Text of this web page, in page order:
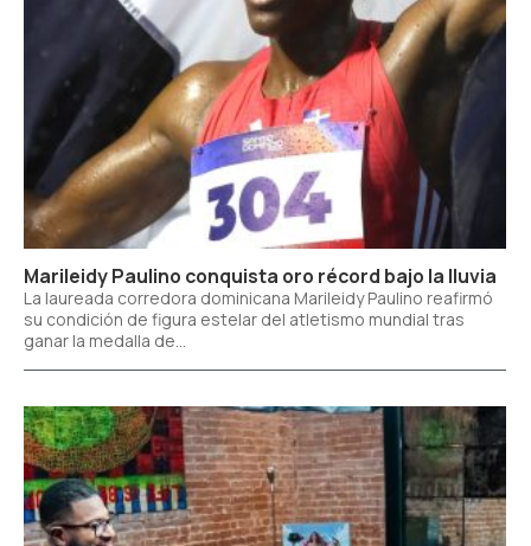
Marileidy Paulino conquista oro récord bajo la lluvia
La laureada corredora dominicana Marileidy Paulino reafirmó
su condición de figura estelar del atletismo mundial tras
ganar la medalla de...